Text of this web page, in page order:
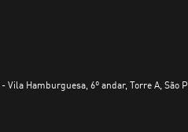
Hamburguesa, 6º andar, Torre A,